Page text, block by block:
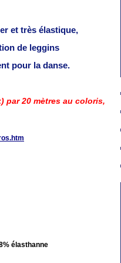
et très élastique,
de leggins
pour la danse.
par 20 mètres au coloris,
élasthanne